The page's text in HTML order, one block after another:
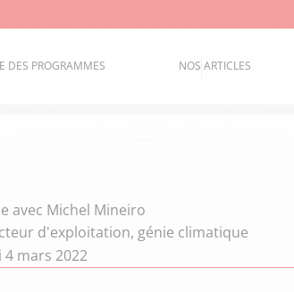
DES PROGRAMMES NOS ARTICLES
avec Michel Mineiro
d'exploitation, génie climatique
mars 2022